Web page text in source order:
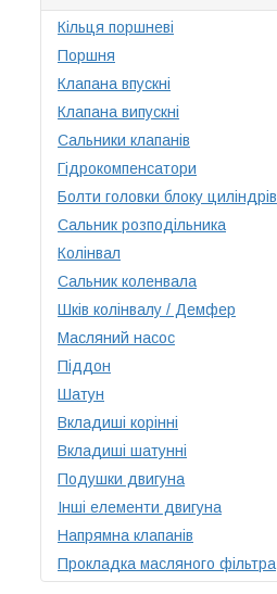
Кільця поршневі
Поршня
Клапана впускні
Клапана випускні
Сальники клапанів
Гідрокомпенсатори
Болти головки блоку циліндрів
Сальник розподільника
Колінвал
Сальник коленвала
Шків колінвалу / Демфер
Масляний насос
Піддон
Шатун
Вкладиші корінні
Вкладиші шатунні
Подушки двигуна
Інші елементи двигуна
Напрямна клапанів
Прокладка масляного фільтра